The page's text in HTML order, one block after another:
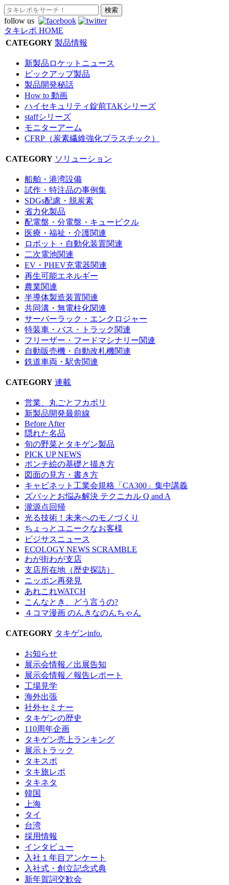
follow us
タキレポ HOME
CATEGORY 製品情報
新製品ロケットニュース
ピックアップ製品
製品開発秘話
How to 動画
ハイセキュリティ錠前TAKシリーズ
staffシリーズ
モニターアーム
CFRP（炭素繊維強化プラスチック）
CATEGORY ソリューション
船舶・港湾設備
試作・特注品の事例集
SDGs配慮・脱炭素
省力化製品
配電盤・分電盤・キュービクル
医療・福祉・介護関連
ロボット・自動化装置関連
二次電池関連
EV・PHEV充電器関連
再生可能エネルギー
農業関連
半導体製造装置関連
共同溝・無電柱化関連
サーバーラック・エンクロジャー
特装車・バス・トラック関連
フリーザー・フードマシナリー関連
自動販売機・自動改札機関連
鉄道車両・駅舎関連
CATEGORY 連載
営業、丸ごとフカボリ
新製品開発最前線
Before After
隠れた名品
旬の野菜とタキゲン製品
PICK UP NEWS
ポンチ絵の基礎と描き方
図面の見方・書き方
キャビネット工業会規格「CA300」集中講義
ズバッとお悩み解決 テクニカル Q and A
瀧源点回帰
光る技術！未来へのモノづくり
ちょっとユニークなお客様
ビジサスニュース
ECOLOGY NEWS SCRAMBLE
わが街わが支店
支店所在地（歴史探訪）
ニッポン再発見
あれこれWATCH
こんなとき、どう言うの?
４コマ漫画 のんきなのんちゃん
CATEGORY タキゲンinfo.
お知らせ
展示会情報／出展告知
展示会情報／報告レポート
工場見学
海外出張
社外セミナー
タキゲンの歴史
110周年企画
タキゲン売上ランキング
展示トラック
タキスポ
タキ旅レポ
タキネタ
韓国
上海
タイ
台湾
採用情報
インタビュー
入社１年目アンケート
入社式・創立記念式典
新年賀詞交歓会